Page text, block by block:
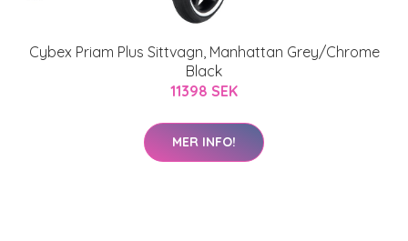
Cybex Priam Plus Sittvagn, Manhattan Grey/Chrome
Black
11398 SEK
MER INFO!